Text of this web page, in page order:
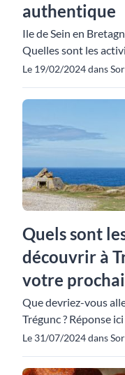
authentique
Ile de Sein en
Quelles sont les
Le 19/02/2024 dans
Quels sont
découvrir à
votre
Que devriez-vous
Trégunc ? Réponse ici
Le 31/07/2024 dans